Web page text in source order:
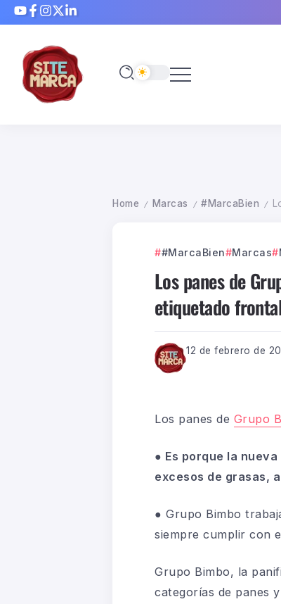
Home / Marcas / #MarcaBien /
#MarcaBien Marcas
Los panes de
etiquetado
12 de febrero de
Los panes de Grupo
● Es porque la
excesos de grasas,
● Grupo Bimbo
siempre cumplir con
Grupo Bimbo, la
categorías de panes y